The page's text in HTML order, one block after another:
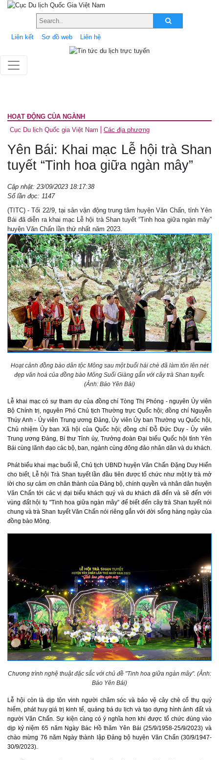
Liên kết Sơ đồ web Liên hệ
HOẠT ĐỘNG CỦA NGÀNH
Cục Du lịch Quốc gia Việt Nam
Các địa phương
Yên Bái: Khai mạc Lễ hội trà Shan
tuyết “Tinh hoa giữa ngàn mây”
Cập nhật: 23/09/2023 18:17:38
Số lần đọc: 1147
(TITC) - Tối 22/9, tại sân vận động trung tâm huyện Văn Chấn, tỉnh Yên
Bái đã diễn ra khai mạc Lễ hội trà Shan tuyết “Tinh hoa giữa ngàn mây”
huyện Văn Chấn lần thứ nhất năm 2023.
Hoạt cảnh đồng bào dân tộc Mông sau một buổi hái chè đã làm tôn lên nét
đẹp văn hoá của đồng bào Mông Suối Giàng gắn với cây trà Shan tuyết.
(Ảnh: Báo Yên Bái)
Lễ khai mạc có sự tham dự của đồng chí Tòng Thị Phóng - nguyên Ủy viên
Bộ Chính trị, nguyên Phó Chủ tịch Thường trực Quốc hội; đồng chí Nguyễn
Thúy Anh - Ủy viên Trung ương Đảng, Ủy viên Ủy ban Thường vụ Quốc hội,
Chủ nhiệm Ủy ban Xã hội của Quốc hội; đồng chí Đỗ Đức Duy - Ủy viên
Trung ương Đảng, Bí thư Tỉnh ủy, Trưởng đoàn Đại biểu Quốc hội tỉnh Yên
Bái cùng lãnh đạo các bộ, ban, ngành cùng đông đảo nhân dân và du khách.
Phát biểu khai mạc buổi lễ, Chủ tịch UBND huyện Văn Chấn Đặng Duy Hiển
cho biết, Lễ hội Trà Shan tuyết lần đầu tiên được tổ chức như một ly trà mở
lời cho sự cảm ơn chân thành của Đảng bộ, chính quyền và nhân dân huyện
Văn Chấn tới các vị đại biểu khách quý và du khách đã đến và sẽ đến với
vùng đất hội tụ "Tinh hoa giữa ngàn mây” để biết đến cây trà Shan tuyết nói
chung và trà Shan tuyết Văn Chấn nói riêng gắn với đời sống hàng ngày của
đồng bào Mông.
Chương trình nghệ thuật đặc sắc với chủ đề "Tinh hoa giữa ngàn mây”. (Ảnh:
Báo Yên Bái)
Lễ hội còn là dịp tôn vinh người chăm sóc và bảo vệ cây chè cổ thụ quý
hiếm, phát huy giá trị kinh tế, quảng bá du lịch và tạo dựng hình ảnh đất và
người Văn Chấn. Sự kiện càng có ý nghĩa hơn khi được tổ chức đúng vào
dịp kỷ niệm 65 năm Ngày Bác Hồ thăm Yên Bái (25/9/1958-25/9/2023) và
chào mừng 76 năm Ngày thành lập Đảng bộ huyện Văn Chấn (30/9/1947-
30/9/2023).